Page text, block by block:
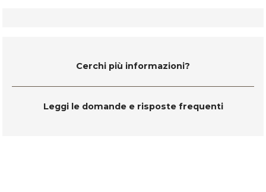
Cerchi più informazioni?
Leggi le domande e risposte frequenti